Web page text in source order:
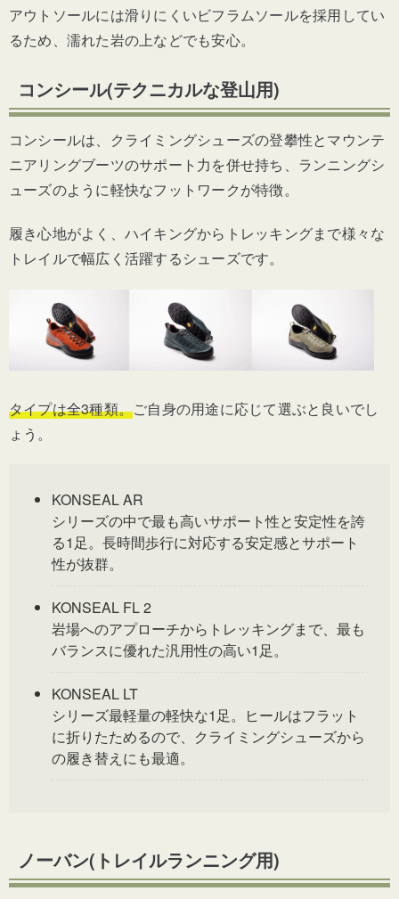
アウトソールには滑りにくいビフラムソールを採用してい
るため、濡れた岩の上などでも安心。
コンシール(テクニカルな登山用)
コンシールは、クライミングシューズの登攀性とマウンテ
ニアリングブーツのサポート力を併せ持ち、ランニングシ
ューズのように軽快なフットワークが特徴。
履き心地がよく、ハイキングからトレッキングまで様々な
トレイルで幅広く活躍するシューズです。
タイプは全3種類。ご自身の用途に応じて選ぶと良いでし
ょう。
KONSEAL AR
シリーズの中で最も高いサポート性と安定性を誇
る1足。長時間歩行に対応する安定感とサポート
性が抜群。
KONSEAL FL 2
岩場へのアプローチからトレッキングまで、最も
バランスに優れた汎用性の高い1足。
KONSEAL LT
シリーズ最軽量の軽快な1足。ヒールはフラット
に折りたためるので、クライミングシューズから
の履き替えにも最適。
ノーバン(トレイルランニング用)